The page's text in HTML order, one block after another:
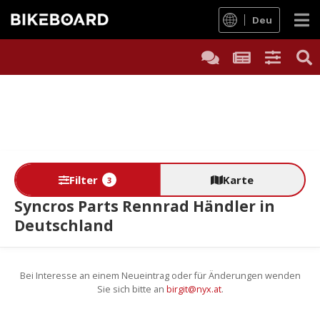
Deu
Filter 3 Karte
Syncros Parts Rennrad Händler in
Deutschland
Bei Interesse an einem Neueintrag oder für Änderungen wenden
Sie sich bitte an birgit@nyx.at.